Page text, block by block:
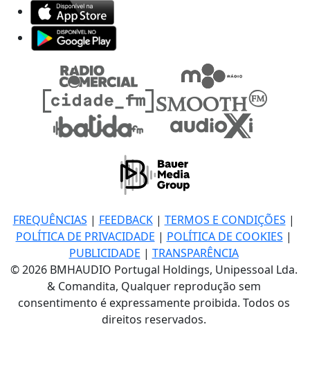
FREQUÊNCIAS | FEEDBACK| TERMOS E CONDIÇÕES |
POLÍTICA DE PRIVACIDADE | POLÍTICA DE COOKIES |
PUBLICIDADE | TRANSPARÊNCIA
© 2026 BMHAUDIO Portugal Holdings, Unipessoal Lda.
& Comandita, Qualquer reprodução sem
consentimento é expressamente proibida. Todos os
direitos reservados.